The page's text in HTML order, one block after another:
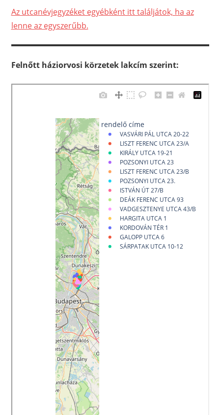
Az utcanévjegyzéket egyébként itt találjátok, ha az
lenne az egyszerűbb.
Felnőtt háziorvosi körzetek lakcím szerint: